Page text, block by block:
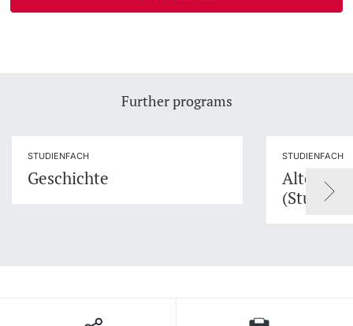
Further programs
STUDIENFACH
Geschichte
STUDIENFACH